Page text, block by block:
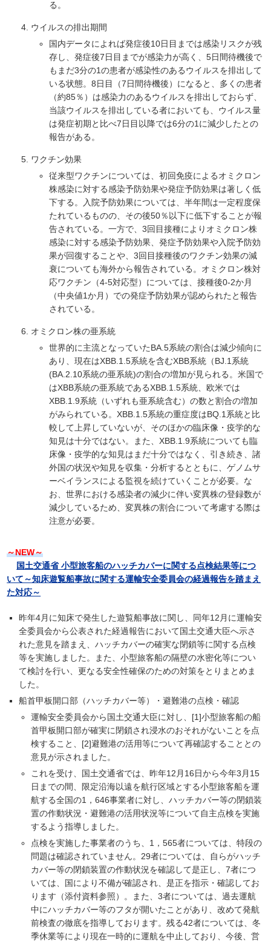
る。
ウイルスの排出期間
国内データによれば発症後10日目までは感染リスクが残
存し、発症後7日目までが感染力が高く、5日間待機後で
もまだ3分の1の患者が感染性のあるウイルスを排出して
いる状態。8日目（7日間待機後）になると、多くの患者
（約85％）は感染力のあるウイルスを排出しておらず、
当該ウイルスを排出している者においても、ウイルス量
は発症初期と比べ7日目以降では6分の1に減少したとの
報告がある。
ワクチン効果
従来型ワクチンについては、初回免疫によるオミクロン
株感染に対する感染予防効果や発症予防効果は著しく低
下する。入院予防効果については、半年間は一定程度保
たれているものの、その後50％以下に低下することが報
告されている。一方で、3回目接種によりオミクロン株
感染に対する感染予防効果、発症予防効果や入院予防効
果が回復することや、3回目接種後のワクチン効果の減
衰についても海外から報告されている。オミクロン株対
応ワクチン（4-5対応型）については、接種後0-2か月
（中央値1か月）での発症予防効果が認められたと報告
されている。
オミクロン株の亜系統
世界的に主流となっていたBA.5系統の割合は減少傾向に
あり、現在はXBB.1.5系統を含むXBB系統（BJ.1系統
(BA.2.10系統の亜系統)の割合の増加が見られる。米国で
はXBB系統の亜系統であるXBB.1.5系統、欧米では
XBB.1.9系統（いずれも亜系統含む）の数と割合の増加
がみられている。XBB.1.5系統の重症度はBQ.1系統と比
較して上昇していないが、そのほかの臨床像・疫学的な
知見は十分ではない。また、XBB.1.9系統についても臨
床像・疫学的な知見はまだ十分ではなく、引き続き、諸
外国の状況や知見を収集・分析するとともに、ゲノムサ
ーベイランスによる監視を続けていくことが必要。な
お、世界における感染者の減少に伴い変異株の登録数が
減少しているため、変異株の割合について考慮する際は
注意が必要。
～NEW～
国土交通省 小型旅客船のハッチカバーに関する点検結果等につ
いて～知床遊覧船事故に関する運輸安全委員会の経過報告を踏まえ
た対応～
昨年4月に知床で発生した遊覧船事故に関し、同年12月に運輸安
全委員会から公表された経過報告において国土交通大臣へ示さ
れた意見を踏まえ、ハッチカバーの確実な閉鎖等に関する点検
等を実施しました。また、小型旅客船の隔壁の水密化等につい
て検討を行い、更なる安全性確保のための対策をとりまとめま
した。
船首甲板開口部（ハッチカバー等）・避難港の点検・確認
運輸安全委員会から国土交通大臣に対し、[1]小型旅客船の船
首甲板開口部が確実に閉鎖され浸水のおそれがないことを点
検すること、[2]避難港の活用等について再確認することとの
意見が示されました。
これを受け、国土交通省では、昨年12月16日から今年3月15
日までの間、限定沿海以遠を航行区域とする小型旅客船を運
航する全国の1，646事業者に対し、ハッチカバー等の閉鎖装
置の作動状況・避難港の活用状況等について自主点検を実施
するよう指導しました。
点検を実施した事業者のうち、1，565者については、特段の
問題は確認されていません。29者については、自らがハッチ
カバー等の閉鎖装置の作動状況を確認して是正し、7者につ
いては、国により不備が確認され、是正を指示・確認してお
ります（添付資料参照）。また、3者については、過去運航
中にハッチカバー等のフタが開いたことがあり、改めて発航
前検査の徹底を指導しております。残る42者については、冬
季休業等により現在一時的に運航を中止しており、今後、営